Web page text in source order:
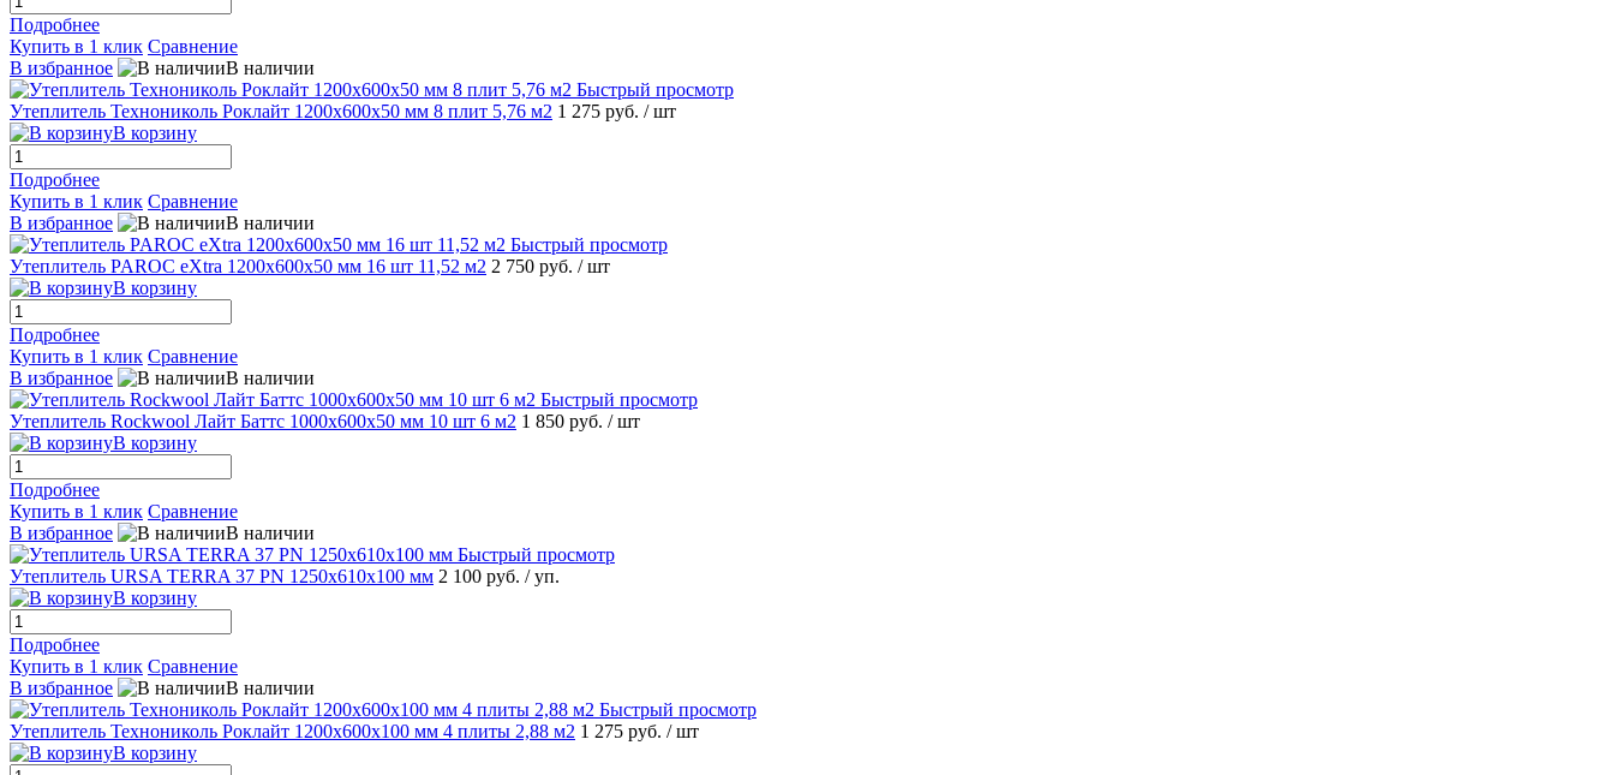
Подробнее
Купить в 1 клик Сравнение
В избранное
В наличии
Быстрый просмотр
Утеплитель Технониколь Роклайт 1200x600x50 мм 8 плит 5,76 м2 1 275 руб. / шт
В корзину
Подробнее
Купить в 1 клик Сравнение
В избранное
В наличии
Быстрый просмотр
Утеплитель PAROC eXtra 1200x600x50 мм 16 шт 11,52 м2 2 750 руб. / шт
В корзину
Подробнее
Купить в 1 клик Сравнение
В избранное
В наличии
Быстрый просмотр
Утеплитель Rockwool Лайт Баттс 1000x600x50 мм 10 шт 6 м2 1 850 руб. / шт
В корзину
Подробнее
Купить в 1 клик Сравнение
В избранное
В наличии
Быстрый просмотр
Утеплитель URSA TERRA 37 PN 1250х610х100 мм 2 100 руб. / уп.
В корзину
Подробнее
Купить в 1 клик Сравнение
В избранное
В наличии
Быстрый просмотр
Утеплитель Технониколь Роклайт 1200x600x100 мм 4 плиты 2,88 м2 1 275 руб. / шт
В корзину